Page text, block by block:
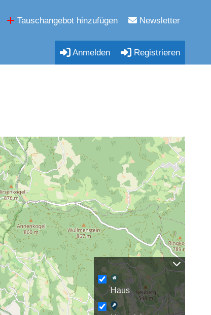
Tauschangebot hinzufügen Newsletter
Anmelden Registrieren
Haus